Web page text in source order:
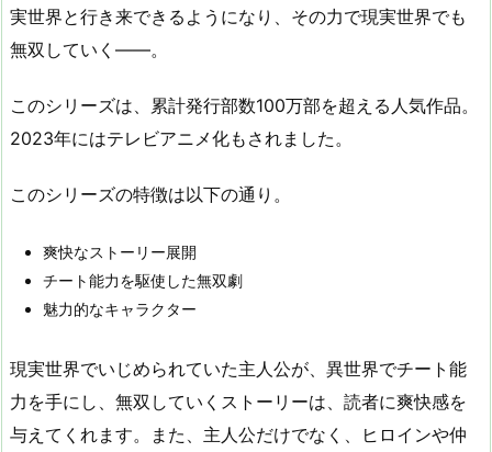
実世界と行き来できるようになり、その力で現実世界でも
無双していく――。
このシリーズは、累計発行部数100万部を超える人気作品。
2023年にはテレビアニメ化もされました。
このシリーズの特徴は以下の通り。
爽快なストーリー展開
チート能力を駆使した無双劇
魅力的なキャラクター
現実世界でいじめられていた主人公が、異世界でチート能
力を手にし、無双していくストーリーは、読者に爽快感を
与えてくれます。また、主人公だけでなく、ヒロインや仲